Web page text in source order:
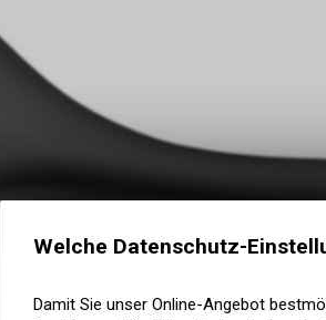
Welche Datenschutz-
Damit Sie unser Online-Angebot